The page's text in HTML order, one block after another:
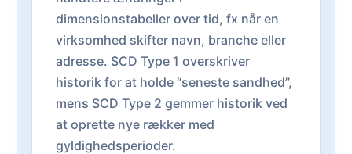
dimensionstabeller over tid, fx når en
virksomhed skifter navn, branche eller
adresse. SCD Type 1 overskriver
historik for at holde “seneste sandhed”,
mens SCD Type 2 gemmer historik ved
at oprette nye rækker med
gyldighedsperioder.